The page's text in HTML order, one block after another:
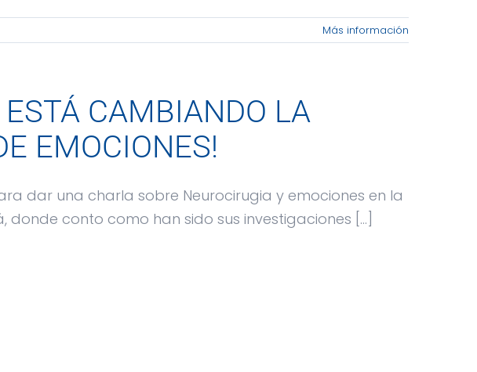
Más información
ESTÁ CAMBIANDO LA
EMOCIONES!
dar una charla sobre Neurocirugia y emociones en la
donde conto como han sido sus investigaciones [...]